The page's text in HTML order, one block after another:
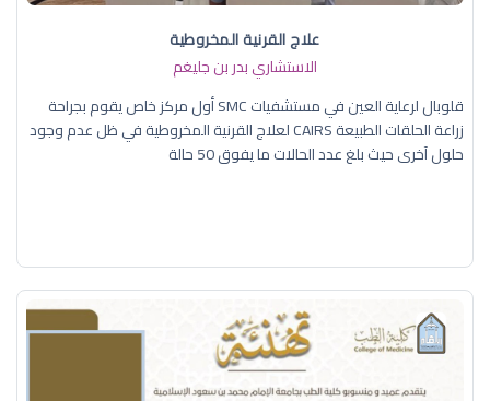
علاج القرنية المخروطية
الاستشاري بدر بن جليغم
قلوبال لرعاية العين في مستشفيات SMC أول مركز خاص يقوم بجراحة
زراعة الحلقات الطبيعة CAIRS لعلاج القرنية المخروطية في ظل عدم وجود
حلول آخرى حيث بلغ عدد الحالات ما يفوق 50 حالة